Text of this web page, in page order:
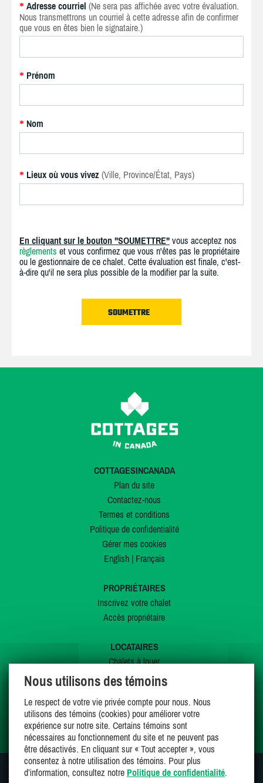
* Adresse courriel (Ne sera pas affichée avec votre évaluation.
Nous transmettrons un courriel à cette adresse afin de confirmer
que vous en êtes bien le signataire.)
* Prénom
* Nom
* Lieux où vous vivez (Ville, Province/État, Pays)
En cliquant sur le bouton "SOUMETTRE" vous acceptez nos
règlements et vous confirmez que vous n'êtes pas le propriétaire
ou le gestionnaire de ce chalet. Cette évaluation est finale, c'est-
à-dire qu'il ne sera plus possible de la modifier par la suite.
COTTAGESINCANADA
Plan du site
Contactez-nous
Termes et conditions
Politique de confidentialité
Gérer mes cookies
English| Français
PROPRIÉTAIRES
Inscrivez votre chalet
Accès propriétaire
LOCATAIRES
Chalets à louer
Chalets à vendre
Offres spéciales
Mes favoris
SUIVEZ-NOUS SUR
Nous utilisons des témoins
Le respect de votre vie privée compte pour nous. Nous
utilisons des témoins (cookies) pour améliorer votre
expérience sur notre site. Certains témoins sont
nécessaires au fonctionnement du site et ne peuvent pas
être désactivés. En cliquant sur « Tout accepter », vous
consentez à notre utilisation des témoins. Pour plus
d’information, consultez notre Politique de confidentialité.